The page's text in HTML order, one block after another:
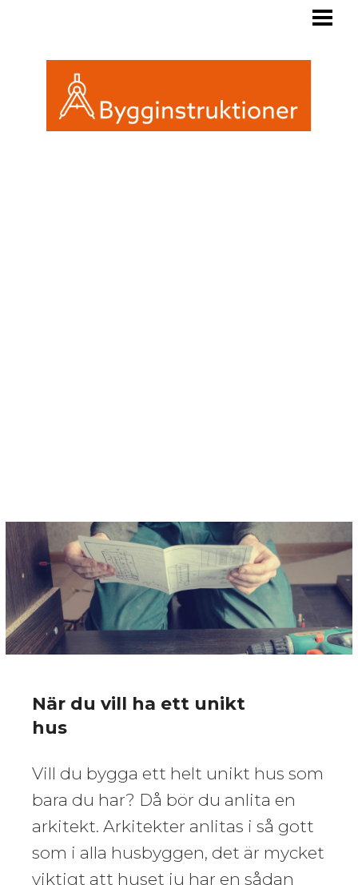
ATTEFALL ELLER FRIGGEBOD
INREDA EN FRIGGEBOD
När du vill ha ett unikt
hus
Vill du bygga ett helt unikt hus som
bara du har? Då bör du anlita en
arkitekt. Arkitekter anlitas i så gott
som i alla husbyggen, det är mycket
viktigt att huset ju har en sådan